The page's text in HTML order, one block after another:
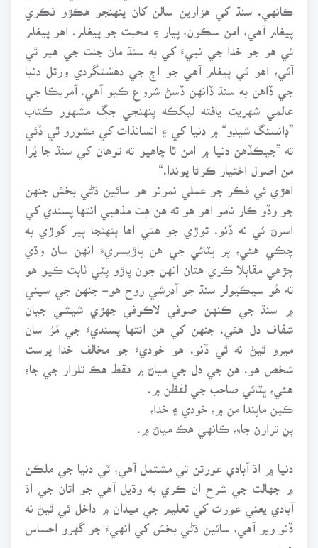
ڪانهي. سنڌ کي هزارين سالن کان پنهنجو هڪڙو فڪري
پيغام آهي، امن سڪون، پيار ۽ محبت جو پيغام. اهو پيغام
ئي هو جو خدا جي نبيءَ کي به سنڌ مان جنت جي هير ٿي
آئي، اهو ئي پيغام آهي جو اڄ جي دهشتگردي ورتل دنيا
جي ڏاهن به سنڌ ڏانهن ڏسڻ شروع ڪيو آهي. آمريڪا جي
عالمي شهريت يافته ليکڪه پنهنجي جڳ مشهور ڪتاب
”ڊانسنگ شيڊو“ ۾ دنيا کي ۽ انسانذات کي مشورو ٿي ڏئي
ته ”جيڪڏهن دنيا ۾ امن ٿا چاهيو ته توهان کي سنڌ جا پُرا
من اصول اختيار ڪرڻا پوندا.“
اهڙي ئي فڪر جو عملي نمونو هو سائين ڌڻي بخش جنهن
جو وڏو ڪار نامو اهو هو ته هن هِت مذهبي انتها پسندي کي
اسرڻ ئي نه ڏنو. توڙي جو هتي اها پنهنجا پير کوڙي به
چڪي هئي، پر ڀٽائي جي هن پاڙيسريءَ انهن سان وڌي
چڙهي مقابلا ڪري هتان انهن جون پاڙو پٽي ثابت ڪيو هو
ته هُو سيڪيولر سنڌ جو آدرشي روح هو- جنهن جي سيني
۾ سنڌ جي ڪنهن صوفي لاڪوفي جهڙي شيشي جيان
شفاف دل هئي. جنهن کي هن انتها پسنديءَ جي مَرُ سان
ميرو ٿيڻ نه ٿي ڏنو. هو خوديءَ جو مخالف خدا پرست
شخص هو. هن جي دل جي مياڻ ۾ فقط هڪ تلوار جي جاءِ
هئي، ڀٽائي صاحب جي لفظن ۾.
ڪين ماپندا من ۾، خودي ۽ خدا،
ٻن ترارن جاءِ، ڪانهي هڪ مياڻ ۾.
دنيا ۾ اڌ آبادي عورتن تي مشتمل آهي، ٽي دنيا جي ملڪن
۾ جهالت جي شرح ان ڪري به وڌيل آهي جو اتان جي اڌ
آبادي يعني عورت کي تعليم جي ميدان ۾ داخل ئي ٿيڻ نه
ڏنو ويو آهي، سائين ڌڻي بخش کي انهيءَ جو گهرو احساس